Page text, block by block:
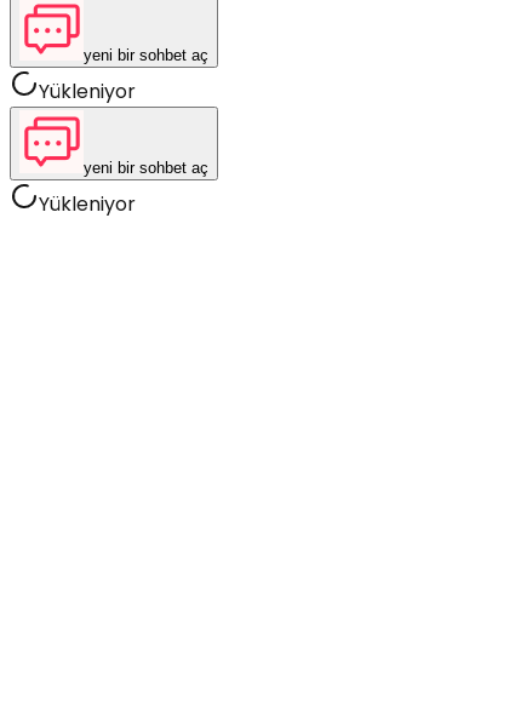
yeni bir sohbet aç
Yükleniyor
yeni bir sohbet aç
Yükleniyor